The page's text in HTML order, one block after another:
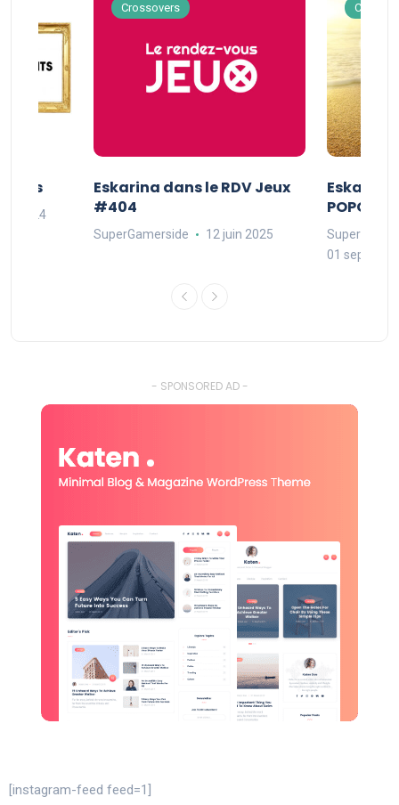
2024
Crossovers
Eskarina dans le RDV Jeux
#404
SuperGamerside 12 juin 2025
Eskarina
01
- SPONSORED AD -
[instagram-feed feed=1]